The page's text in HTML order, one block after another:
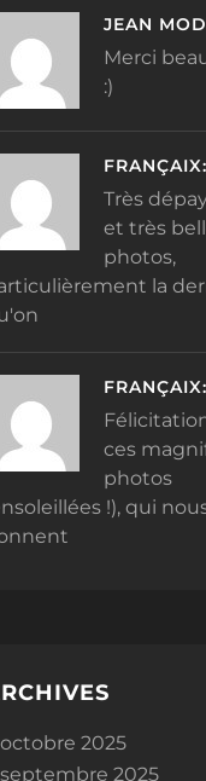
JEAN
Merci
:)
FRANÇAIX:
Très
et très
photos,
la
FRANÇAIX:
ces
photos
!), qui
octobre 2025
septembre 2025